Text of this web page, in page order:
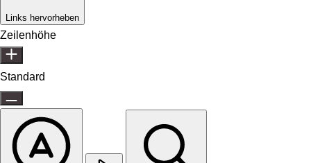
Links hervorheben
Zeilenhöhe
Standard